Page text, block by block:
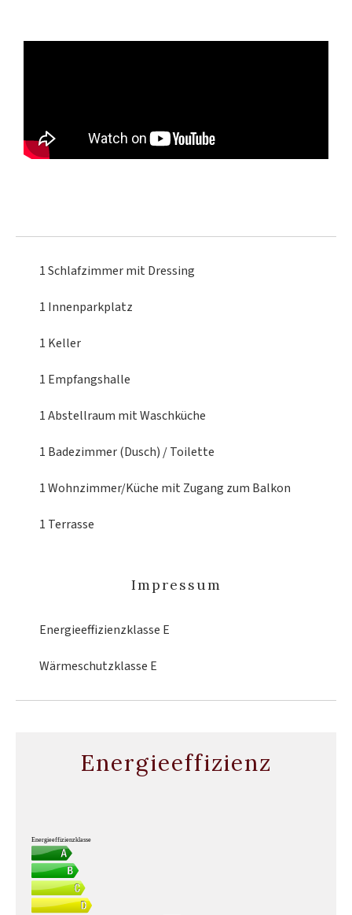
1 Schlafzimmermit Dressing
1 Innenparkplatz
1 Keller
1 Empfangshalle
1 Abstellraum mit Waschküche
1 Badezimmer (Dusch) / Toilette
1 Wohnzimmer/Küche mit Zugang zum Balkon
1 Terrasse
Impressum
Energieeffizienzklasse E
Wärmeschutzklasse E
Energieeffizienz
Energieeffizienzklasse